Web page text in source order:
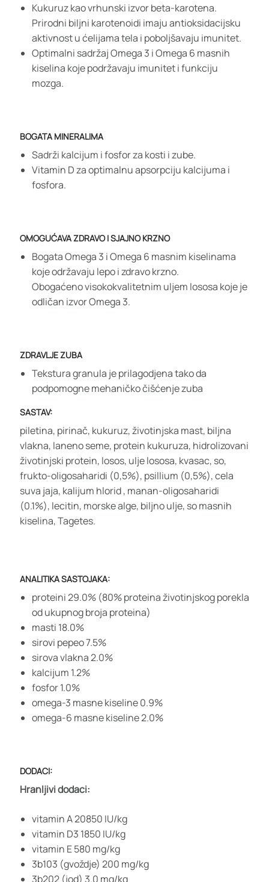
Kukuruz kao vrhunski izvor beta-karotena.
Prirodni biljni karotenoidi imaju antioksidacijsku
aktivnost u ćelijama tela i poboljšavaju imunitet.
Optimalni sadržaj Omega 3 i Omega 6 masnih
kiselina koje podržavaju imunitet i funkciju
mozga.
BOGATA MINERALIMA
Sadrži kalcijum i fosfor za kosti i zube.
Vitamin D za optimalnu apsorpciju kalcijuma i
fosfora.
OMOGUĆAVA ZDRAVO I SJAJNO KRZNO
Bogata Omega 3 i Omega 6 masnim kiselinama
koje održavaju lepo i zdravo krzno.
Obogaćeno visokokvalitetnim uljem lososa koje je
odličan izvor Omega 3.
ZDRAVLJE ZUBA
Tekstura granula je prilagodjena tako da
podpomogne mehaničko čišćenje zuba
SASTAV:
piletina, pirinač, kukuruz, životinjska mast, biljna
vlakna, laneno seme, protein kukuruza, hidrolizovani
životinjski protein, losos, ulje lososa, kvasac, so,
frukto-oligosaharidi (0,5%), psillium (0,5%), cela
suva jaja, kalijum hlorid , manan-oligosaharidi
(0.1%), lecitin, morske alge, biljno ulje, so masnih
kiselina, Tagetes.
ANALITIKA SASTOJAKA:
proteini 29.0% (80% proteina životinjskog porekla
od ukupnog broja proteina)
masti 18.0%
sirovi pepeo 7.5%
sirova vlakna 2.0%
kalcijum 1.2%
fosfor 1.0%
omega-3 masne kiseline 0.9%
omega-6 masne kiseline 2.0%
DODACI:
Hranljivi dodaci:
vitamin A 20850 IU/kg
vitamin D3 1850 IU/kg
vitamin E 580 mg/kg
3b103 (gvoždje) 200 mg/kg
3b202 (jod) 3.0 mg/kg